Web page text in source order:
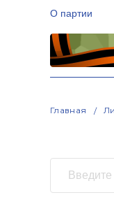
О партии
Главная